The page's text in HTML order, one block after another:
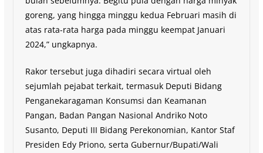
goreng, yang hingga minggu kedua Februari masih di
atas rata-rata harga pada minggu keempat Januari
2024,” ungkapnya.
Rakor tersebut juga dihadiri secara virtual oleh
sejumlah pejabat terkait, termasuk Deputi Bidang
Penganekaragaman Konsumsi dan Keamanan
Pangan, Badan Pangan Nasional Andriko Noto
Susanto, Deputi III Bidang Perekonomian, Kantor Staf
Presiden Edy Priono, serta Gubernur/Bupati/Wali